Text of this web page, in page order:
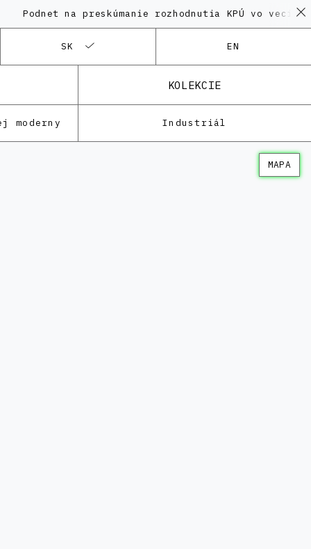
na preskúmanie rozhodnutia KPÚ vo veci
SK EN
KOLEKCIE
moderny Industriál
MAPA